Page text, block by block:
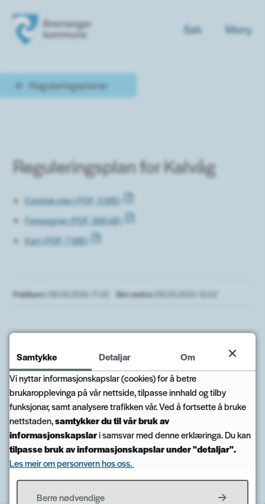
Søk Meny
Du er her:Reguleringsplanar
Reguleringsplan for Kalvåg
Estetisk plan(PDF, 3 MB)
Føresegner(PDF, 286 kB)
Kart(PDF, 7 MB)
Publisert 08.06.2024 11.45 Sist endra 08.06.2024 12.02
Fann du det du leita etter?
Ja Nei
Til toppen
Samtykke Detaljar
Om
Vi nyttar informasjonskapslar (cookies) for å betre
brukaropplevinga på vår nettside, tilpasse innhald og tilby
funksjonar, samt analysere trafikken vår. Ved å fortsette å bruke
nettstaden,samtykker du til vår bruk av
informasjonskapslari samsvar med denne erklæringa. Du kan
tilpasse bruk av informasjonskapslar under "detaljar".
Les meir om personvern hos oss.
Berre nødvendige